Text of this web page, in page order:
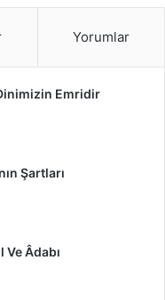
u
e
a
r
Yorumlar
Emridir
Şartları
Ve Âdabı